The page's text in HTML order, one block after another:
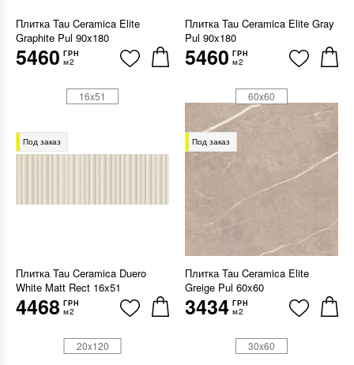
Плитка Tau Ceramica Elite
Graphite Pul 90x180
5460 ГРН
м2
Плитка Tau Ceramica Elite Gray
Pul 90x180
5460 ГРН
м2
Под заказ
Плитка Tau Ceramica Duero
White Matt Rect 16x51
4468 ГРН
м2
16x51
Под заказ
Плитка Tau Ceramica Elite
Greige Pul 60x60
3434 ГРН
м2
60x60
20x120 30x60